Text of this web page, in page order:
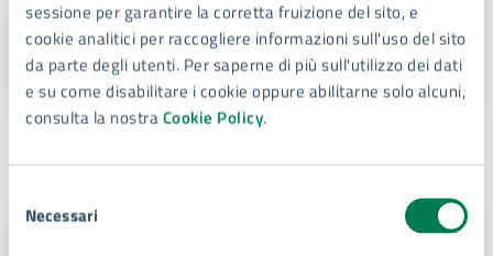
sessione per garantire la corretta fruizione del sito, e
cookie analitici per raccogliere informazioni sull'uso del sito
da parte degli utenti. Per saperne di più sull'utilizzo dei dati
e su come disabilitare i cookie oppure abilitarne solo alcuni,
consulta la nostraCookie Policy.
delNecessari
Marco Zappulla
Assessore della Giunta Comunale
Palazzo del Senato sede